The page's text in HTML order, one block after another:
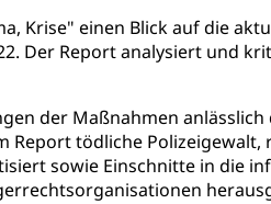
Krise" einen Blick auf die
Der Report analysiert und
der Maßnahmen
tödliche
sowie Einschnitte in die